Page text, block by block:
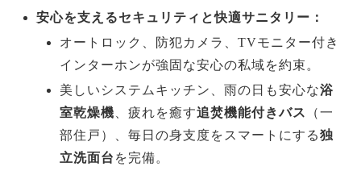
安心を支えるセキュリティと快適サニタリー：
オートロック、防犯カメラ、TVモニター付き
インターホンが強固な安心の私域を約束。
美しいシステムキッチン、雨の日も安心な浴
室乾燥機 、疲れを癒す追焚機能付きバス
（一
部住戸）、毎日の身支度をスマートにする独
立洗面台 を完備。